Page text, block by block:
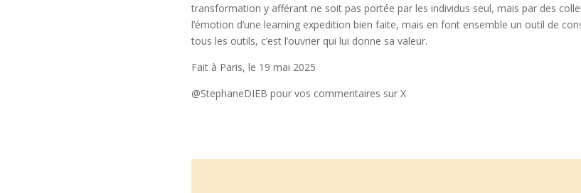
transformation y afférant ne soit pas portée par les individus seul, mais par des
l’émotion d’une learning expedition bien faite, mais en font ensemble un outil de
tous les outils, c’est l’ouvrier qui lui donne sa valeur.
Fait à Paris, le 19 mai 2025
@StephaneDIEB pour vos commentaires sur X